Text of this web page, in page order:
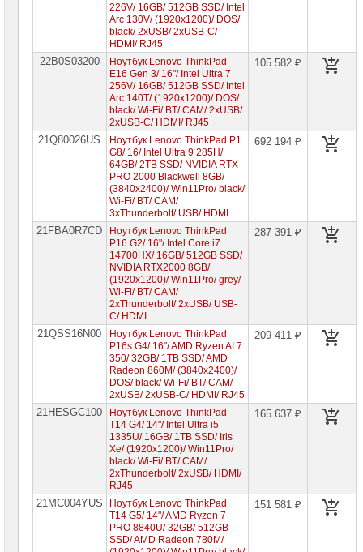
Ноутбуки
Моноблоки
Активное
сетевое
данных
226V/ 16GB/ 512GB SSD/ Intel
Arc 130V/ (1920x1200)/ DOS/
black/ 2xUSB/ 2xUSB-C/
HDMI/ RJ45
22B0S03200
Ноутбук Lenovo ThinkPad
E16 Gen 3/ 16"/ Intel Ultra 7
256V/ 16GB/ 512GB SSD/ Intel
Arc 140T/ (1920x1200)/ DOS/
black/ Wi-Fi/ BT/ CAM/ 2xUSB/
2xUSB-C/ HDMI/ RJ45
105 582 ₽
21Q80026US
Ноутбук Lenovo ThinkPad P1
G8/ 16/ Intel Ultra 9 285H/
64GB/ 2TB SSD/ NVIDIA RTX
PRO 2000 Blackwell 8GB/
(3840x2400)/ Win11Pro/ black/
Wi-Fi/ BT/ CAM/
3xThunderbolt/ USB/ HDMI
692 194 ₽
21FBA0R7CD
Ноутбук Lenovo ThinkPad
P16 G2/ 16"/ Intel Core i7
14700HX/ 16GB/ 512GB SSD/
NVIDIA RTX2000 8GB/
(1920x1200)/ Win11Pro/ grey/
Wi-Fi/ BT/ CAM/
2xThunderbolt/ 2xUSB/ USB-
C/ HDMI
287 391 ₽
21QSS16N00
Ноутбук Lenovo ThinkPad
P16s G4/ 16"/ AMD Ryzen AI 7
350/ 32GB/ 1TB SSD/ AMD
Radeon 860M/ (3840x2400)/
DOS/ black/ Wi-Fi/ BT/ CAM/
2xUSB/ 2xUSB-C/ HDMI/ RJ45
209 411 ₽
21HESGC100
Ноутбук Lenovo ThinkPad
T14 G4/ 14"/ Intel Ultra i5
1335U/ 16GB/ 1TB SSD/ Iris
Xe/ (1920x1200)/ Win11Pro/
black/ Wi-Fi/ BT/ CAM/
2xThunderbolt/ 2xUSB/ HDMI/
RJ45
165 637 ₽
21MC004YUS
Ноутбук Lenovo ThinkPad
T14 G5/ 14"/ AMD Ryzen 7
PRO 8840U/ 32GB/ 512GB
SSD/ AMD Radeon 780M/
151 581 ₽